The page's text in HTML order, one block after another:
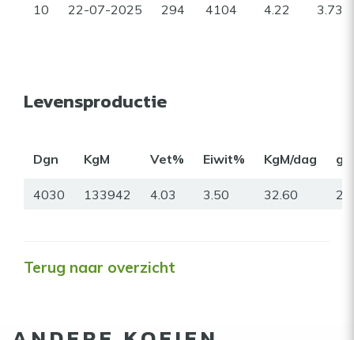
10 22-07-2025 294 4104 4.22 3.73
Levensproductie
Dgn KgM Vet% Eiwit% KgM/dag gr
4030 133942 4.03 3.50 32.60
Terug naar overzicht